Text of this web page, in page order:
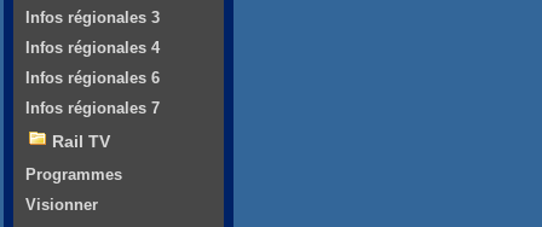
Infos régionales 3
Infos régionales 4
Infos régionales 6
Infos régionales 7
Rail TV
Programmes
Visionner